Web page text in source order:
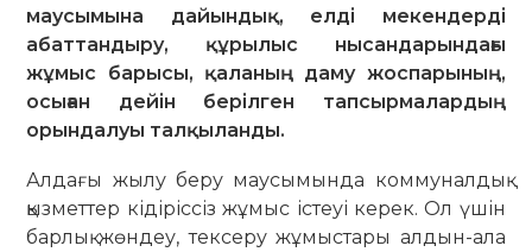
маусымына дайындық, елді мекендерді
абаттандыру, құрылыс нысандарындағы
жұмыс барысы, қаланың даму жоспарының,
осыған дейін берілген тапсырмалардың
орындалуы талқыланды.
Алдағы жылу беру маусымында коммуналдық
қызметтер кідіріссіз жұмыс істеуі керек. Ол үшін
барлық жөндеу, тексеру жұмыстары алдын-ала